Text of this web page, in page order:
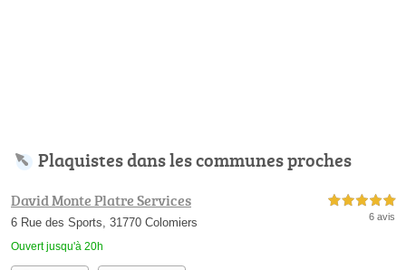
Plaquistes dans les communes proches
David Monte Platre Services
6 Rue des Sports, 31770 Colomiers
Ouvert jusqu'à 20h
5,0 étoiles sur 5
6 avis